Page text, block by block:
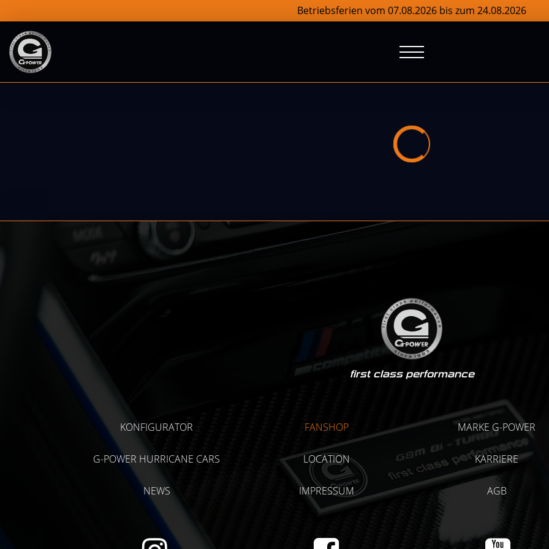
Betriebsferien vom 07.08.2026 bis zum 24.08.2026
first class performance
KONFIGURATOR FANSHOP MARKE G-POWER
G-POWER HURRICANE CARS LOCATION KARRIERE
NEWS IMPRESSUM AGB